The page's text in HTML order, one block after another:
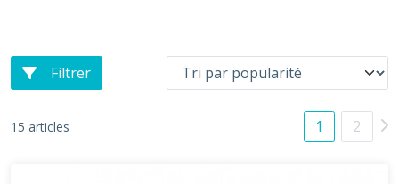
Filtrer
15 articles 1 2